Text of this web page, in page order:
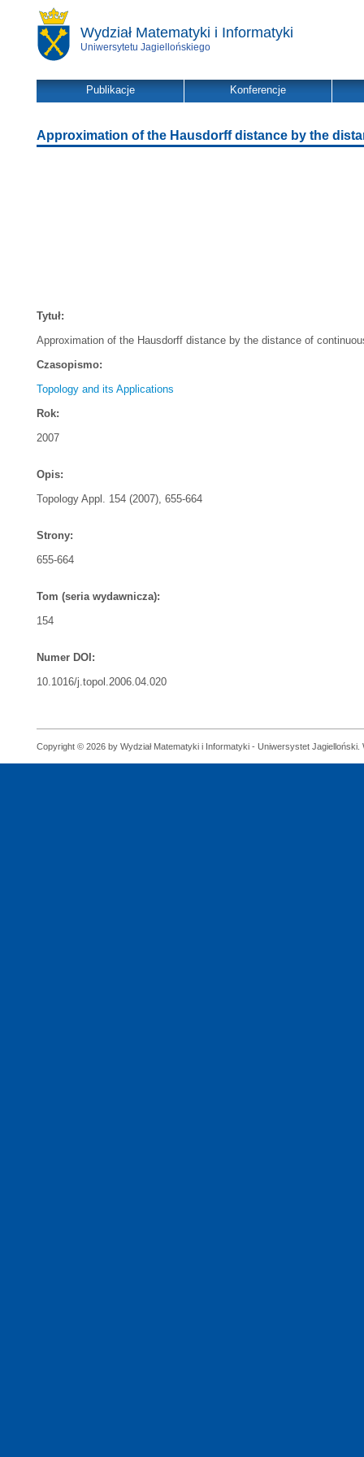
Wydział Matematyki i Informatyki
Uniwersytetu Jagiellońskiego
Publikacje Konferencje
Approximation of the Hausdorff distance by the
Tytuł:
Approximation of the Hausdorff distance by the distance of
Czasopismo:
Topology and its Applications
Rok:
2007
Opis:
Topology Appl. 154 (2007), 655-664
Strony:
655-664
Tom (seria wydawnicza):
154
Numer DOI:
10.1016/j.topol.2006.04.020
Copyright © 2026 by Wydział Matematyki i Informatyki - Uniwersystet